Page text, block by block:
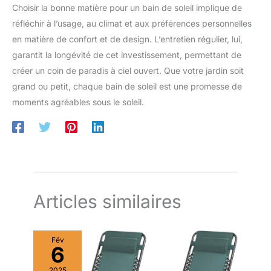
à fermeture éclair. Lorsque les beaux jours arrivent, pliez
simplement chaque housse protection transat et rangez-la
dans son propre sac pour conserver un espace de vie
extérieur toujours net, organisé et accueillant.
Choisir la bonne matière pour un bain de soleil implique de
réfléchir à l’usage, au climat et aux préférences personnelles
en matière de confort et de design. L’entretien régulier, lui,
garantit la longévité de cet investissement, permettant de
créer un coin de paradis à ciel ouvert. Que votre jardin soit
grand ou petit, chaque bain de soleil est une promesse de
moments agréables sous le soleil.
Articles similaires
Fév
6